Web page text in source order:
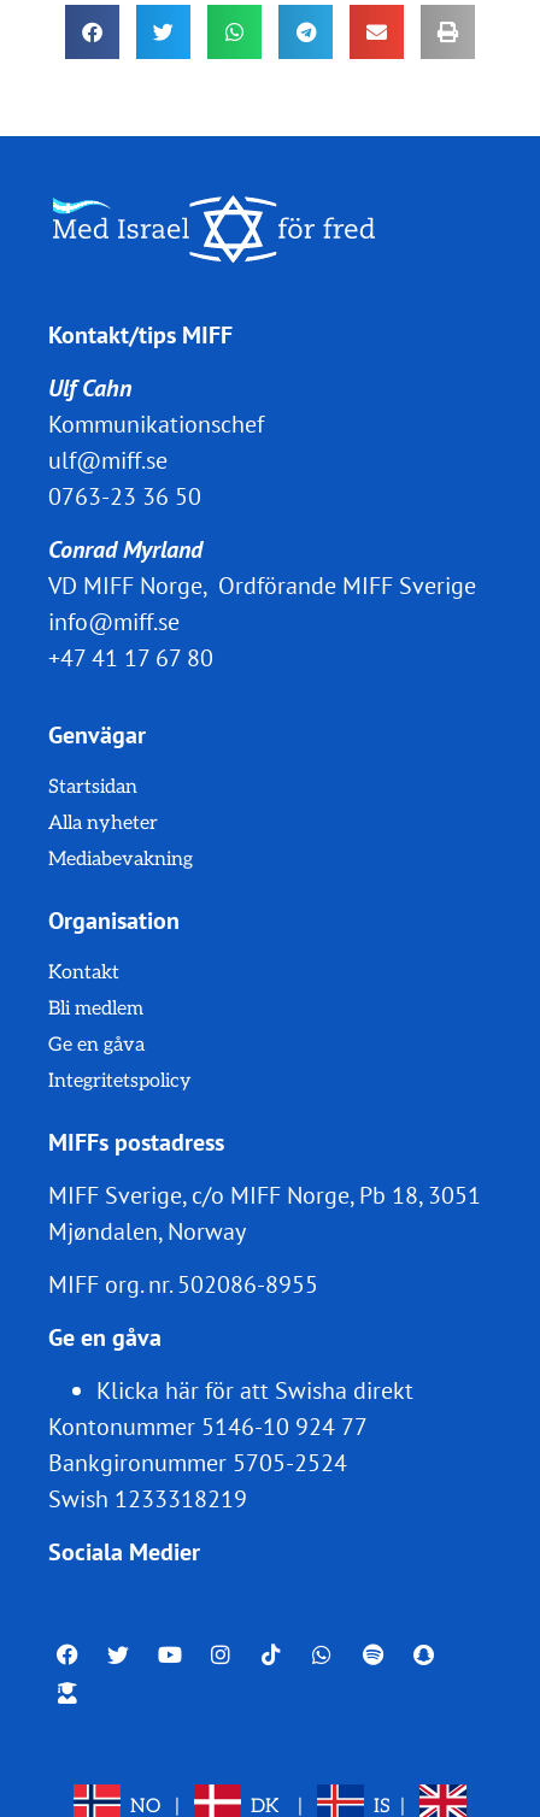
Kontakt/tips MIFF
Ulf Cahn
Kommunikationschef
ulf@miff.se
0763-23 36 50
Conrad Myrland
VD MIFF Norge, Ordförande MIFF Sverige
info@miff.se
+47 41 17 67 80
Genvägar
Startsidan
Alla nyheter
Mediabevakning
Organisation
Kontakt
Bli medlem
Ge en gåva
Integritetspolicy
MIFFs postadress
MIFF Sverige, c/o MIFF Norge, Pb 18, 3051
Mjøndalen, Norway
MIFF org. nr.502086-8955
Ge en gåva
Klicka här för att Swisha direkt
Kontonummer 5146-10 924 77
Bankgironummer 5705-2524
Swish 1233318219
Sociala Medier
NO DK IS